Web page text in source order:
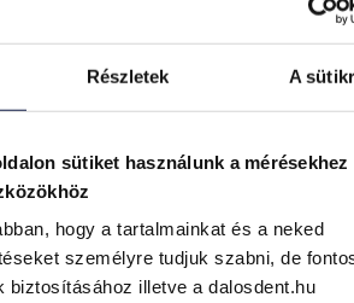
Részletek A
sütiket használunk a mérésekhez
hogy a tartalmainkat és a neked
személyre tudjuk szabni, de
biztosításához illetve a dalosdent.hu
az első jelekre – de ha ezeket tapasztalod,
figyelmeztető jel. Nem normális, ha
piros lesz a mosdókagyló.
eltér az egészségestől. Ha puffadt,
már baj van.